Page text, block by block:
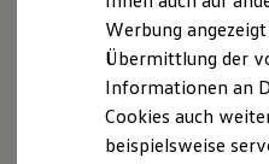
we drive football
#wedriveproud
Besitzer und Service
myVolkswagen
Software Updates
Service und
Inspektion
Disclaimer von Volkswagen
Die in dieser Darstellung
Ausstattungen können in
Werbung
Übermittlung der
Informationen an
Cookies auch
beispielsweise